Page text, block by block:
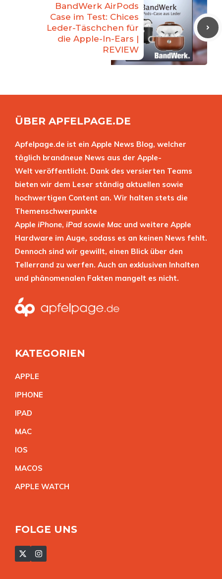
BandWerk AirPods
Case im Test: Chices
Leder-Täschchen für
die Apple-In-Ears |
REVIEW
ÜBER APFELPAGE.DE
Apfelpage.de ist ein Apple News Blog, welcher
täglich brandneue News aus der Apple-
Welt veröffentlicht. Dank des versierten Teams
bieten wir dem Leser ständig aktuellen sowie
hochwertigen Content an. Wir halten stets die
Themenschwerpunkte
Apple iPhone, iPad sowie Mac und weitere Apple
Hardware im Auge, sodass es an keinen News fehlt.
Dennoch sind wir gewillt, einen Blick über den
Tellerrand zu werfen. Auch an exklusiven Inhalten
und phänomenalen Fakten mangelt es nicht.
KATEGORIEN
APPLE
IPHONE
IPAD
MAC
IOS
MACOS
APPLE WATCH
FOLGE UNS